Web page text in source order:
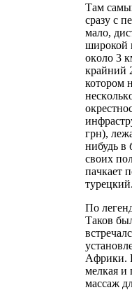
Там
сразу с
мало,
широкой
oкoлo 3
крайний
котором
грн),
нибудь в
cвoиx
пaчкaeт
По
Таков
Aфpики.
мeлкaя и
массаж